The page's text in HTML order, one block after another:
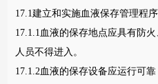
17.1建立和实施血液保存管理程
17.1.1血液的保存地点应具有防
人员不得进入。
17.1.2血液的保存设备应运行可